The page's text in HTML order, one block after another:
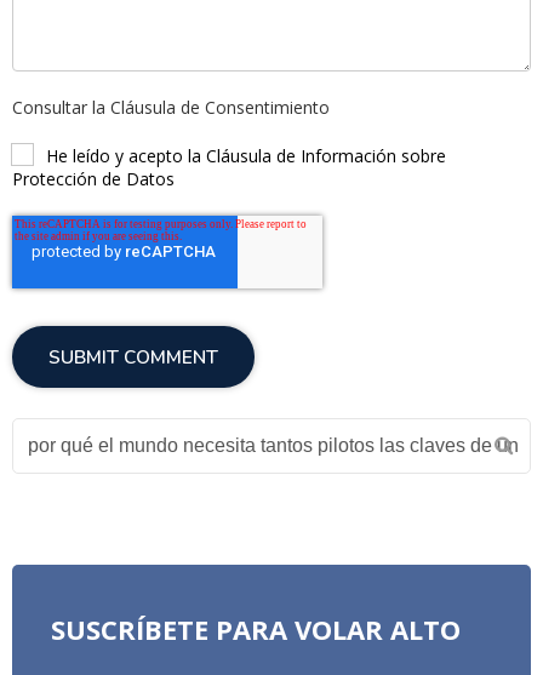
Consultar la Cláusula de Consentimiento
He leído y acepto la Cláusula de Información sobre
Protección de Datos
SUSCRÍBETE PARA VOLAR ALTO